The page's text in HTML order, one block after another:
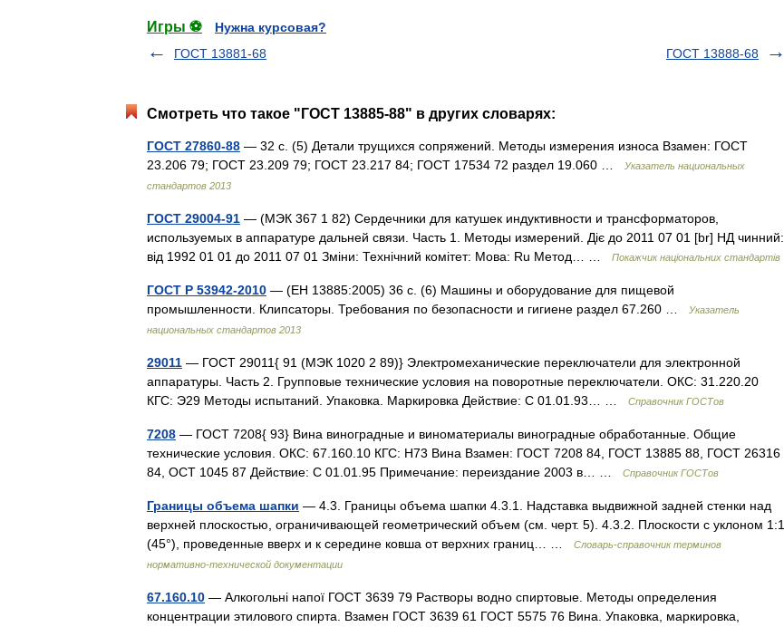
Игры ⚽
Нужна курсовая?
ГОСТ 13881-68
ГОСТ 13888-68
Смотреть что такое "ГОСТ 13885-88" в других словарях:
ГОСТ 27860-88 — 32 с. (5) Детали трущихся сопряжений. Методы измерения износа Взамен: ГОСТ
23.206 79; ГОСТ 23.209 79; ГОСТ 23.217 84; ГОСТ 17534 72 раздел 19.060 …
Указатель национальных
стандартов 2013
ГОСТ 29004-91 — (МЭК 367 1 82) Сердечники для катушек индуктивности и трансформаторов,
используемых в аппаратуре дальней связи. Часть 1. Методы измерений. Діє до 2011 07 01 [br] НД чинний:
від 1992 01 01 до 2011 07 01 Зміни: Технічний комітет: Мова: Ru Метод… …
Покажчик національних стандартів
ГОСТ Р 53942-2010 — (ЕН 13885:2005) 36 с. (6) Машины и оборудование для пищевой
промышленности. Клипсаторы. Требования по безопасности и гигиене раздел 67.260 …
Указатель
национальных стандартов 2013
29011 — ГОСТ 29011{ 91 (МЭК 1020 2 89)} Электромеханические переключатели для электронной
аппаратуры. Часть 2. Групповые технические условия на поворотные переключатели. ОКС: 31.220.20
КГС: Э29 Методы испытаний. Упаковка. Маркировка Действие: С 01.01.93… …
Справочник ГОСТов
7208 — ГОСТ 7208{ 93} Вина виноградные и виноматериалы виноградные обработанные. Общие
технические условия. ОКС: 67.160.10 КГС: Н73 Вина Взамен: ГОСТ 7208 84, ГОСТ 13885 88, ГОСТ 26316
84, ОСТ 1045 87 Действие: С 01.01.95 Примечание: переиздание 2003 в… …
Справочник ГОСТов
Границы объема шапки — 4.3. Границы объема шапки 4.3.1. Надставка выдвижной задней стенки над
верхней плоскостью, ограничивающей геометрический объем (см. черт. 5). 4.3.2. Плоскости с уклоном 1:1
(45°), проведенные вверх и к середине ковша от верхних границ… …
Словарь-справочник терминов
нормативно-технической документации
67.160.10 — Алкогольні напої ГОСТ 3639 79 Растворы водно спиртовые. Методы определения
концентрации этилового спирта. Взамен ГОСТ 3639 61 ГОСТ 5575 76 Вина. Упаковка, маркировка,